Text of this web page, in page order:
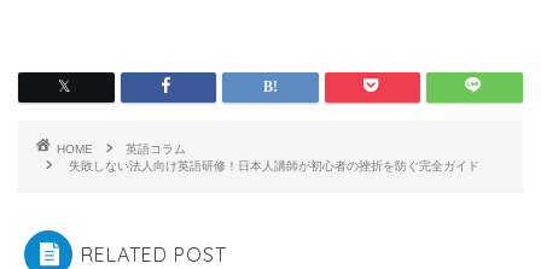
HOME
英語コラム
失敗しない法人向け英語研修！日本人講師が初心者の挫折を防ぐ完全ガイド
RELATED POST